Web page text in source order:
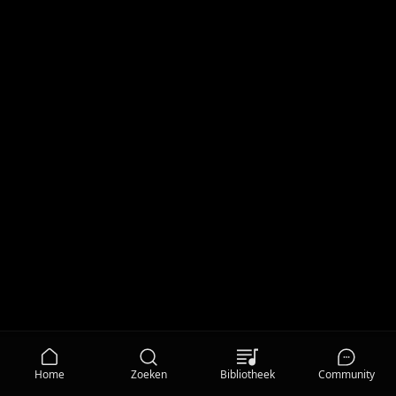
Home Zoeken Bibliotheek Community